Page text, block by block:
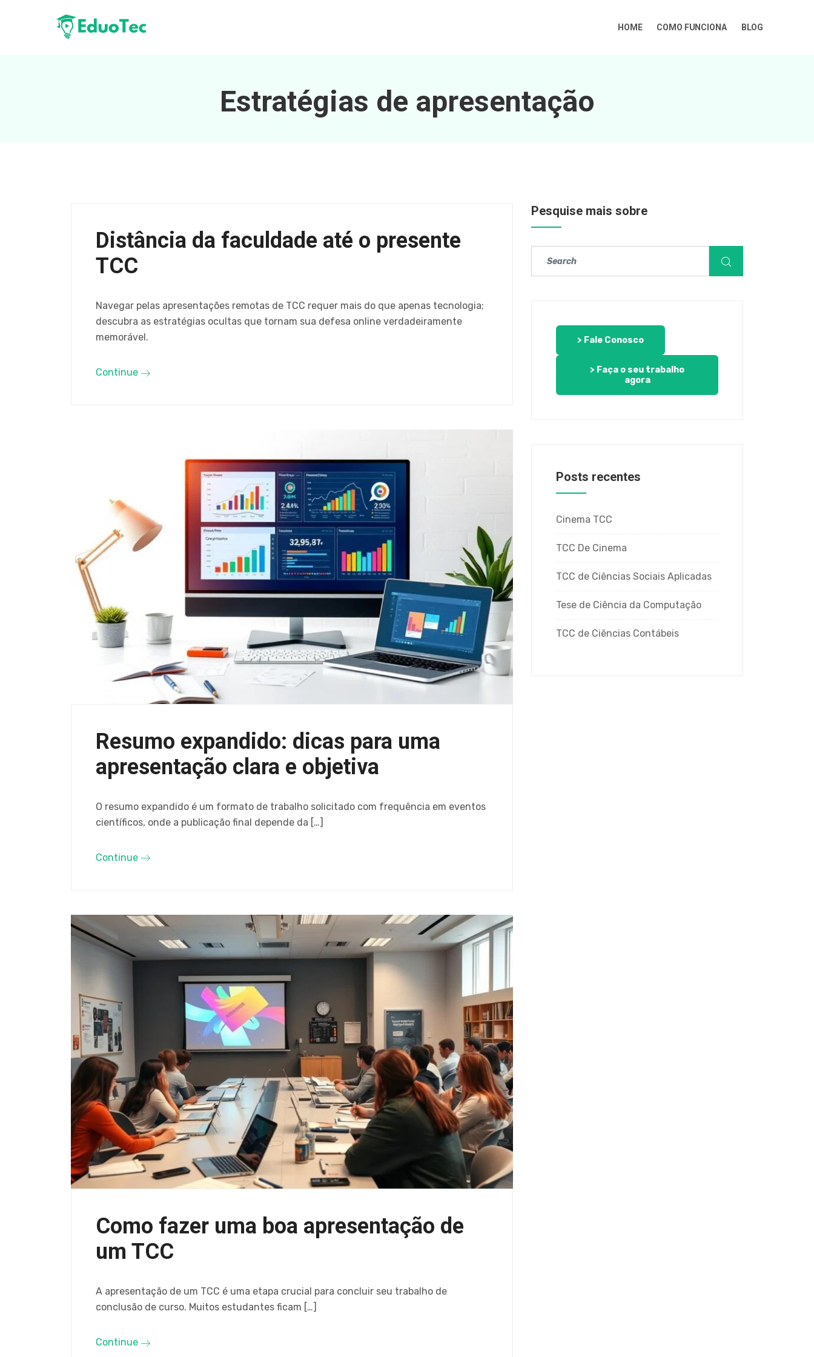
HOME COMO FUNCIONA BLOG
Estratégias de apresentação
Distância da faculdade até o presente
TCC
Navegar pelas apresentações remotas de TCC requer mais do que apenas tecnologia;
descubra as estratégias ocultas que tornam sua defesa online verdadeiramente
memorável.
Continue
Resumo expandido: dicas para uma
apresentação clara e objetiva
O resumo expandido é um formato de trabalho solicitado com frequência em eventos
científicos, onde a publicação final depende da […]
Continue
Como fazer uma boa apresentação de
um TCC
A apresentação de um TCC é uma etapa crucial para concluir seu trabalho de
conclusão de curso. Muitos estudantes ficam […]
Continue
Pesquise mais sobre
> Fale Conosco
> Faça o seu trabalho
agora
Posts recentes
Cinema TCC
TCC De Cinema
TCC de Ciências Sociais Aplicadas
Tese de Ciência da Computação
TCC de Ciências Contábeis